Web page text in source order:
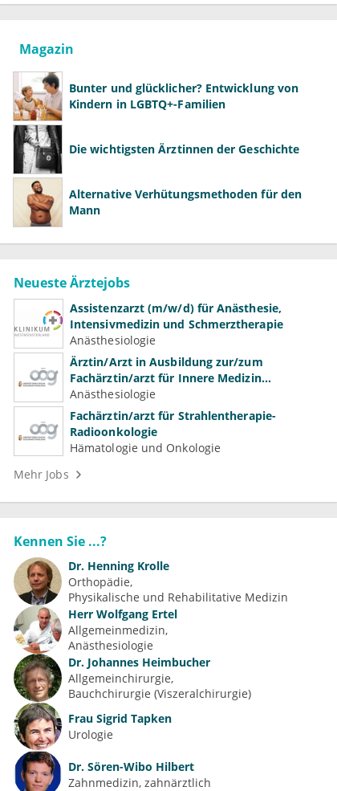
Magazin
Bunter und glücklicher? Entwicklung von
Kindern in LGBTQ+-Familien
Die wichtigsten Ärztinnen der Geschichte
Alternative Verhütungsmethoden für den
Mann
Neueste Ärztejobs
Assistenzarzt (m/w/d) für Anästhesie,
Intensivmedizin und Schmerztherapie
Anästhesiologie
Ärztin/Arzt in Ausbildung zur/zum
Fachärztin/arzt für Innere Medizin
(Kardiologie, Nephrologie, Intensivmedizin)
Anästhesiologie
Fachärztin/arzt für Strahlentherapie-
Radioonkologie
Hämatologie und Onkologie
Mehr Jobs
Kennen Sie ...?
Dr. Henning Krolle
Orthopädie
Physikalische und Rehabilitative Medizin
Herr Wolfgang Ertel
Allgemeinmedizin
Anästhesiologie
Dr. Johannes Heimbucher
Allgemeinchirurgie
Bauchchirurgie (Viszeralchirurgie)
Frau Sigrid Tapken
Urologie
Dr. Sören-Wibo Hilbert
Zahnmedizin, zahnärztlich